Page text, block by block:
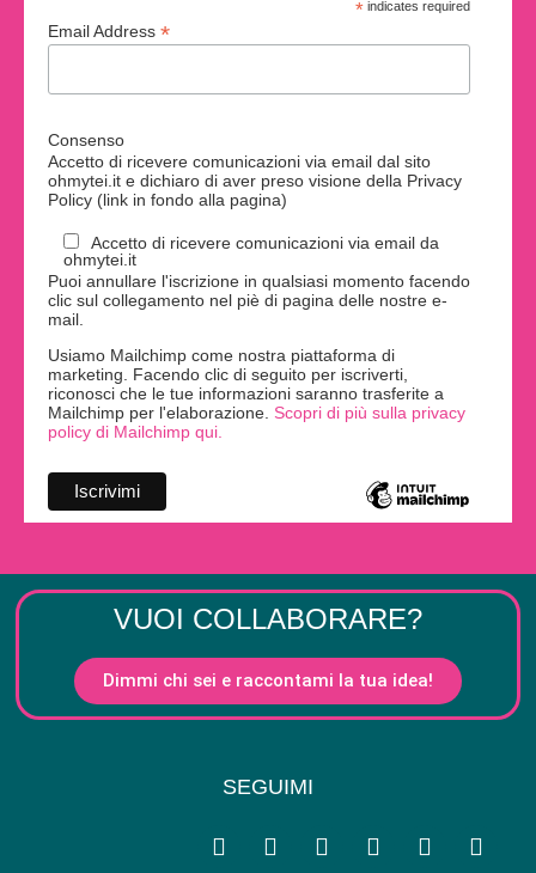
* indicates required
Email Address *
Consenso
Accetto di ricevere comunicazioni via email dal sito
ohmytei.it e dichiaro di aver preso visione della Privacy
Policy (link in fondo alla pagina)
Accetto di ricevere comunicazioni via email da
ohmytei.it
Puoi annullare l'iscrizione in qualsiasi momento facendo
clic sul collegamento nel piè di pagina delle nostre e-
mail.
Usiamo Mailchimp come nostra piattaforma di
marketing. Facendo clic di seguito per iscriverti,
riconosci che le tue informazioni saranno trasferite a
Mailchimp per l'elaborazione. Scopri di più sulla privacy
policy di Mailchimp qui.
VUOI COLLABORARE?
Dimmi chi sei e raccontami la tua idea!
SEGUIMI